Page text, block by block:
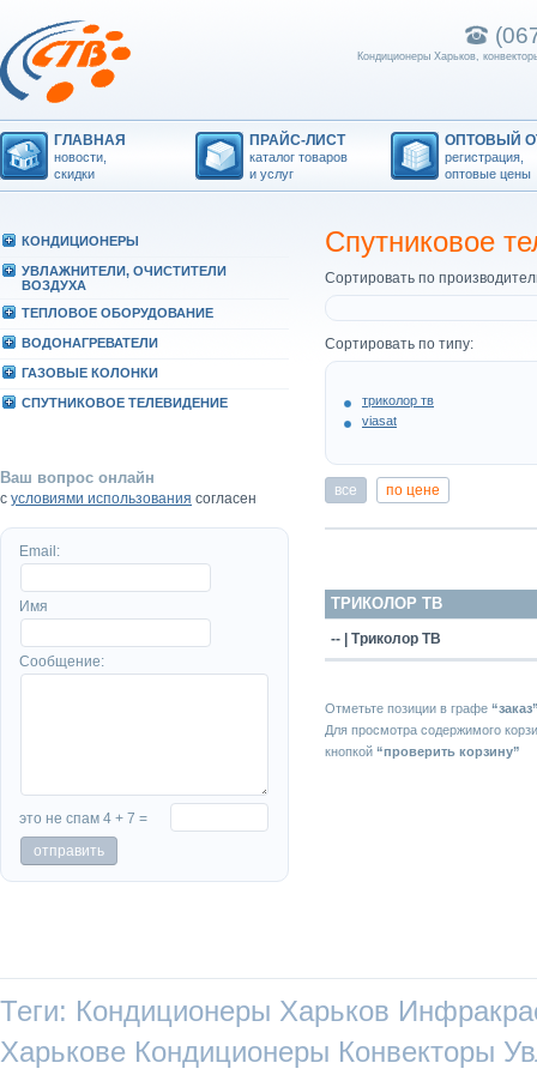
Кондиционеры Харьков,
ГЛАВНАЯ
новости,
скидки
ПРАЙС-ЛИСТ
каталог товаров
и услуг
ОПТОВЫЙ
регистрация,
оптовые цены
КОHДИЦИОHЕРЫ
УВЛАЖHИТЕЛИ, ОЧИСТИТЕЛИ
ВОЗДУХА
ТЕПЛОВОЕ ОБОРУДОВАHИЕ
ВОДОHАГРЕВАТЕЛИ
ГАЗОВЫЕ КОЛОHКИ
СПУТHИКОВОЕ ТЕЛЕВИДЕHИЕ
Ваш вопрос онлайн
с условиями использования согласен
Email:
Имя
Сообщение:
это не спам 4 + 7 =
Спутниковое
Сортировать по
Сортировать по типу:
триколор тв
viasat
все по цене
ТРИКОЛОР ТВ
-- | Триколор ТВ
Отметьте позиции в графе
Для просмотра содержимого
кнопкой “проверить корзину”
Теги: Кондиционеры Харьков
Харькове Кондиционеры Конвекторы